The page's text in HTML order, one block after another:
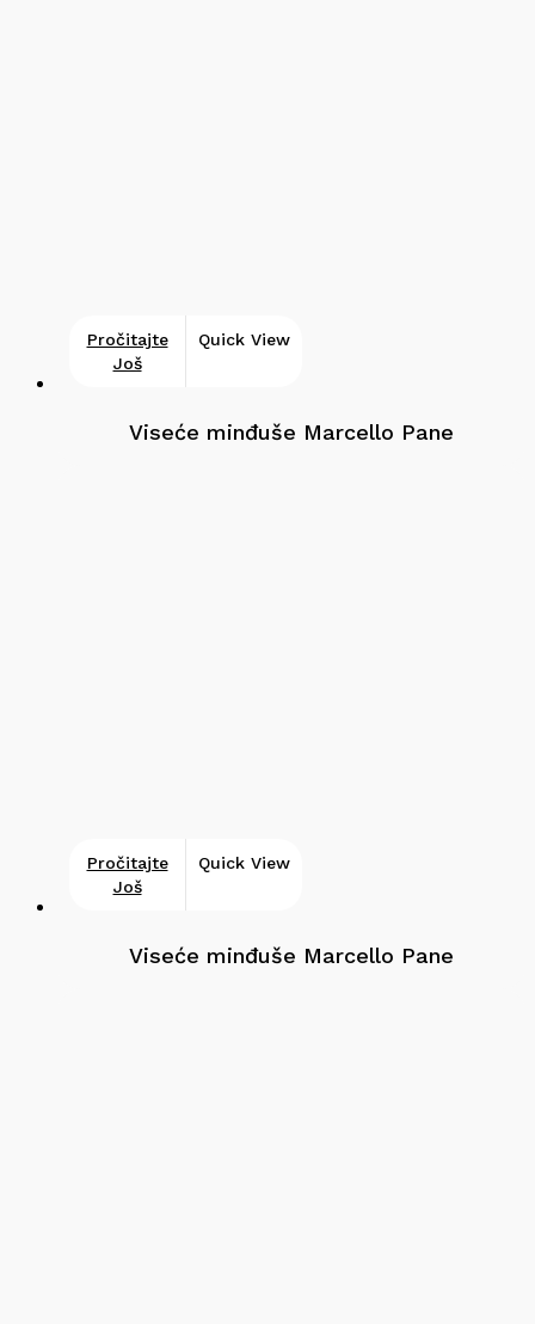
Pročitajte
Još
Quick View
Viseće minđuše Marcello Pane
Pročitajte
Još
Quick View
Viseće minđuše Marcello Pane